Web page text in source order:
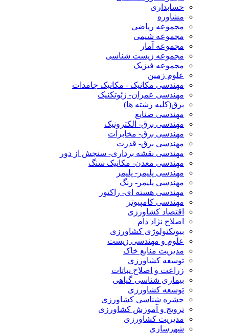
حسابداری
مشاوره
مجموعه ریاضی
مجموعه شیمی
مجموعه آمار
مجموعه زیست شناسی
مجموعه فیزیک
علوم زمین
مهندسی مکانیک - مکانیک جامدات
مهندسی عمران- ژئوتکنیک
برق(کلیه رشته ها)
مهندسی صنایع
مهندسی برق- الکترونیک
مهندسی برق- مخابرات
مهندسی برق- قدرت
مهندسی نقشه برداری- سنجش از دور
مهندسی معدن- مکانیک سنگ
مهندسی پلیمر- پلیمر
مهندسی پلیمر- رنگ
مهندسی هسته ای- راکتور
مهندسی کامپیوتر
اقتصاد کشاورزی
اصلاح نژاد دام
بیوتکنولوژی کشاورزی
علوم و مهندسی زیست
مدیریت منابع خاک
توسعه کشاورزی
زراعت و اصلاح نباتات
بیماری شناسی گیاهی
توسعه کشاورزی
حشره شناسی کشاورزی
ترویج و آموزش کشاورزی
مدیریت کشاورزی
شهرسازی